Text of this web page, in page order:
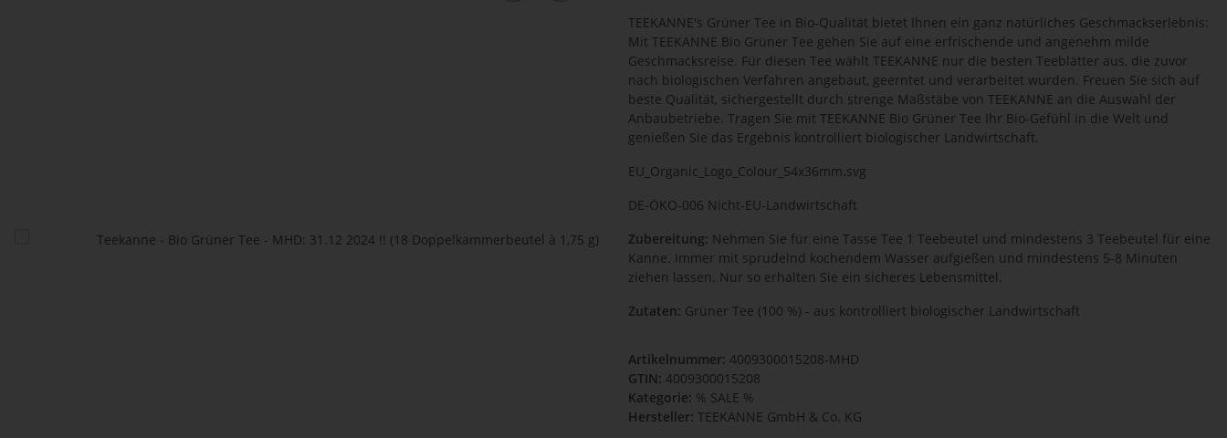
TEEKANNE's Grüner Tee in Bio-Qualität bietet Ihnen ein ganz natürliches Geschmackserlebnis:
Mit TEEKANNE Bio Grüner Tee gehen Sie auf eine erfrischende und angenehm milde
Geschmacksreise. Für diesen Tee wählt TEEKANNE nur die besten Teeblätter aus, die zuvor
nach biologischen Verfahren angebaut, geerntet und verarbeitet wurden. Freuen Sie sich auf
beste Qualität, sichergestellt durch strenge Maßstäbe von TEEKANNE an die Auswahl der
Anbaubetriebe. Tragen Sie mit TEEKANNE Bio Grüner Tee Ihr Bio-Gefühl in die Welt und
genießen Sie das Ergebnis kontrolliert biologischer Landwirtschaft.
EU_Organic_Logo_Colour_54x36mm.svg
DE-ÖKO-006 Nicht-EU-Landwirtschaft
Zubereitung: Nehmen Sie für eine Tasse Tee 1 Teebeutel und mindestens 3 Teebeutel für eine
Kanne. Immer mit sprudelnd kochendem Wasser aufgießen und mindestens 5-8 Minuten
ziehen lassen. Nur so erhalten Sie ein sicheres Lebensmittel.
Zutaten: Grüner Tee (100 %) - aus kontrolliert biologischer Landwirtschaft
Artikelnummer: 4009300015208-MHD
GTIN: 4009300015208
Kategorie: % SALE %
Hersteller: TEEKANNE GmbH & Co. KG